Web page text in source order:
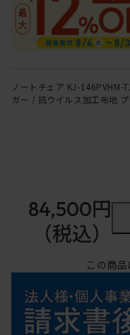
ノートチェア KJ-
ガー / 抗ウイルス加工布地
84,500円
（税込）
この商